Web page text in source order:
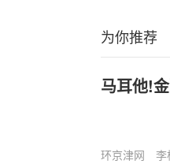
为你推荐
马耳他!
环京津网 李